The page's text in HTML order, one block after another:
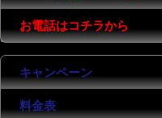
お電話はコチラから
キャンペーン
料金表